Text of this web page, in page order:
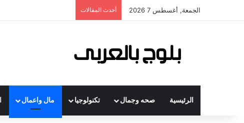
الجمعة, أغسطس 7 2026 أحدث المقالات
الرئيسية صحه وجمال تكنولوجيا مال واعمال